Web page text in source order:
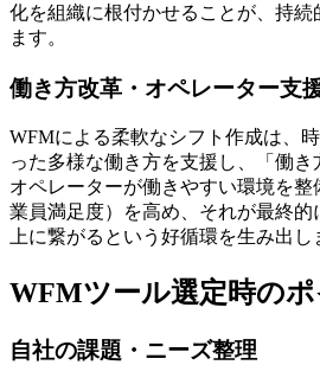
化を組織に根付かせる ことが、持続
ます。
働き方改革・オペレーター支
WFMによる柔軟なシフト作成は、
った多様な働き方を支援し、「働き
オペレーターが働きやすい環境を整
業員満足度）を高め、それが最終的
上に繋がる という好循環を生み出し
WFMツール選定時のポ
自社の課題・ニーズ整理